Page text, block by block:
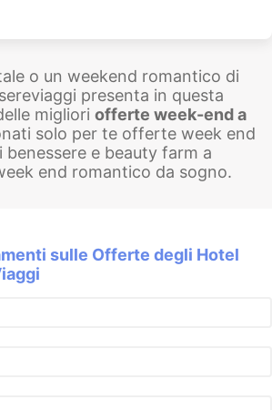
o un weekend romantico di
presenta in questa
migliori offerte week-end a
solo per te offerte week end
e beauty farm a
end romantico da sogno.
sulle Offerte degli Hotel